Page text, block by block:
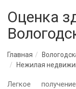
Оценка
Главная
Нежилая
Легкое